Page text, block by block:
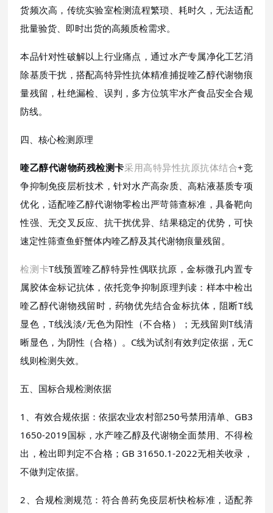
货频次高，传统实验室检测流程繁琐、耗时久，无法适配
批量验货、即时出货的高频质检需求。
本品针对性破解以上行业痛点，通过水产专属净化工艺消
除基质干扰，搭配高特异性抗体精准捕捉喹乙醇代谢物痕
量残留，杜绝漏检、误判，多方位筑牢水产食品安全合规
防线。
四、核心检测原理
喹乙醇代谢物药残检测卡采用高特异性抗原抗体结合+竞
争抑制免疫层析技术，针对水产高杂质、高粘液基质专项
优化，适配喹乙醇代谢物零检出严苛筛查标准，具备靶向
性强、无交叉反应、抗干扰优异、结果稳定的优势，可快
速定性筛查鱼虾蟹体内喹乙醇及其代谢物痕量残留。
检测卡T线预置喹乙醇特异性偶联抗原，金标微孔内置专
属胶体金标记抗体，依托竞争抑制原理判读：样本中检出
喹乙醇代谢物残留时，药物优先结合金标抗体，阻断T线
显色，T线浅淡/无色为阳性（不合格）；无残留则T线清
晰显色，为阴性（合格）。C线为试剂有效判定依据，无C
线则检测失效。
五、国标合规检测依据
1、有效合规依据：依据农业农村部250号禁用清单、GB3
1650-2019国标，水产喹乙醇及代谢物全面禁用、不得检
出，检出即判定不合格；GB 31650.1-2022无相关收录，
不做判定依据。
2、合规检测规范：符合兽药免疫层析快检标准，适配养